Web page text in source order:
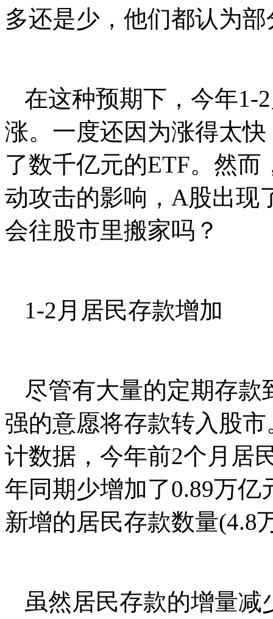
多还是少，他们都认为
在这种预期下，今年1-
涨。一度还因为涨得太
了数千亿元的ETF。然
动攻击的影响，A股出现
会往股市里搬家吗？
1-2月居民存款增加
尽管有大量的定期存款
强的意愿将存款转入股
计数据，今年前2个月居
年同期少增加了0.89万亿
新增的居民存款数量(4.8
虽然居民存款的增量